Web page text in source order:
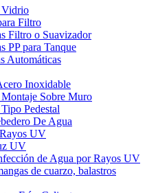
Vidrio
Filtro
Filtro o Suavizador
PP para Tanque
Automáticas
Inoxidable
Sobre Muro
Pedestal
De Agua
UV
UV
de Agua por Rayos UV
de cuarzo, balastros